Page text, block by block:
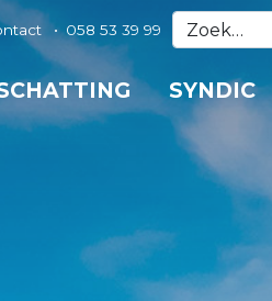
058 53 39 99
SYNDIC